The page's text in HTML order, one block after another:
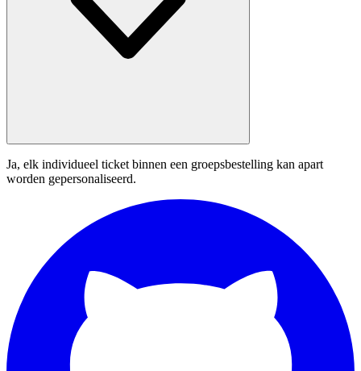
Ja, elk individueel ticket binnen een groepsbestelling kan apart
worden gepersonaliseerd.